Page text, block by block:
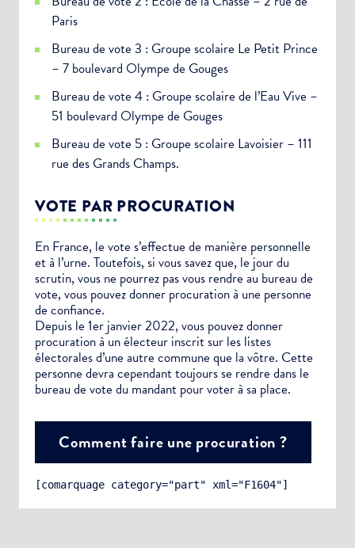
Paris
Bureau de vote 3 : Groupe scolaire Le Petit Prince
– 7 boulevard Olympe de Gouges
Bureau de vote 4 : Groupe scolaire de l’Eau Vive –
51 boulevard Olympe de Gouges
Bureau de vote 5 : Groupe scolaire Lavoisier – 111
rue des Grands Champs.
VOTE PAR PROCURATION
En France, le vote s’effectue de manière personnelle
et à l’urne. Toutefois, si vous savez que, le jour du
scrutin, vous ne pourrez pas vous rendre au bureau de
vote, vous pouvez donner procuration à une personne
de confiance.
Depuis le 1er janvier 2022, vous pouvez donner
procuration à un électeur inscrit sur les listes
électorales d’une autre commune que la vôtre. Cette
personne devra cependant toujours se rendre dans le
bureau de vote du mandant pour voter à sa place.
Comment faire une procuration ?
[comarquage category="part" xml="F1604"]